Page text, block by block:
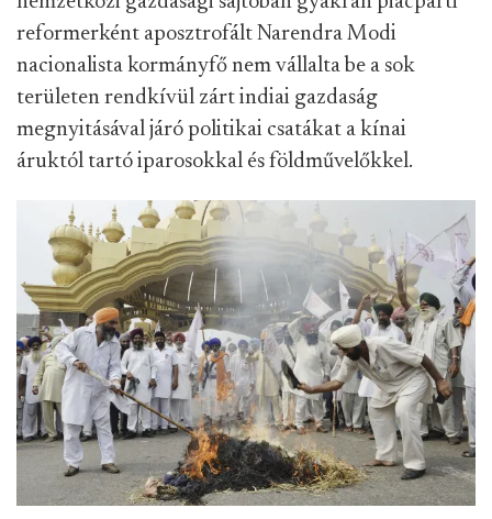
reformerként aposztrofált Narendra Modi
nacionalista kormányfő nem vállalta be a sok
területen rendkívül zárt indiai gazdaság
megnyitásával járó politikai csatákat a kínai
áruktól tartó iparosokkal és földművelőkkel.